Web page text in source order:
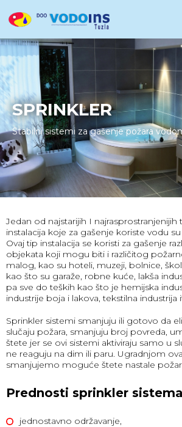
NASLOVNA
O NAMA
USLUGE
PROJEKTI
GALERIJA
KONTAKT
SPRINKLER
Stabilni sistemi za gašenje požara
Jedan od najstarijih I najrasprostranjenijih
instalacija koje za gašenje koriste vodu
Ovaj tip instalacija se koristi za gašenje
objekata koji mogu biti i različitog
malog, kao su hoteli, muzeji, bolnice,
kao što su garaže, robne kuće, lakša
pa sve do teških kao što je hemijska
industrije boja i lakova, tekstilna industrija
Sprinkler sistemi smanjuju ili gotovo da
slučaju požara, smanjuju broj povreda,
štete jer se ovi sistemi aktiviraju samo u
ne reaguju na dim ili paru. Ugradnjom
smanjujemo moguće štete nastale
Prednosti sprinkler
jednostavno održavanje,